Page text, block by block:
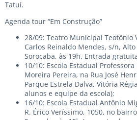
Tatuí.
Agenda tour “Em Construção”
28/09: Teatro Municipal Teotônio
Carlos Reinaldo Mendes, s/n,
Sorocaba, às 19h. Entrada
10/10: Escola Estadual
Moreira Pereira, na Rua José
Parque Estrela Dalva, Vitória
alunos e equipe da escola);
16/10: Escola Estadual Antônio
R. Érico Veríssimo, 1050, no